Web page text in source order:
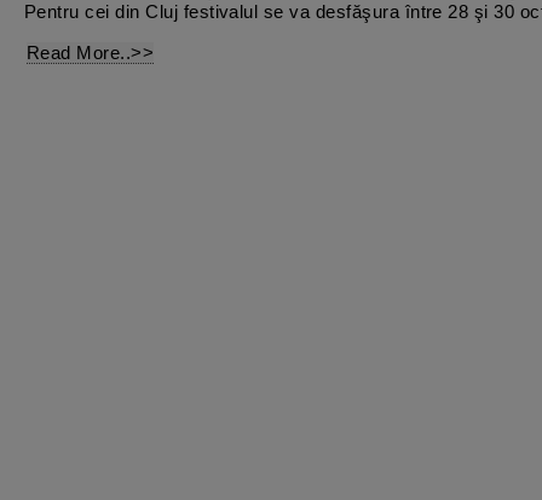
Anim’est
Pentru cei din Cluj festivalul se va desfăşura între 28 şi 30
Read More..>>